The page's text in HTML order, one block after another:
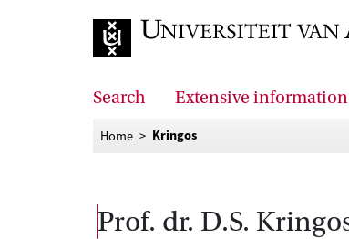
Search Extensive information
Home Kringos
prof. dr. D.S.